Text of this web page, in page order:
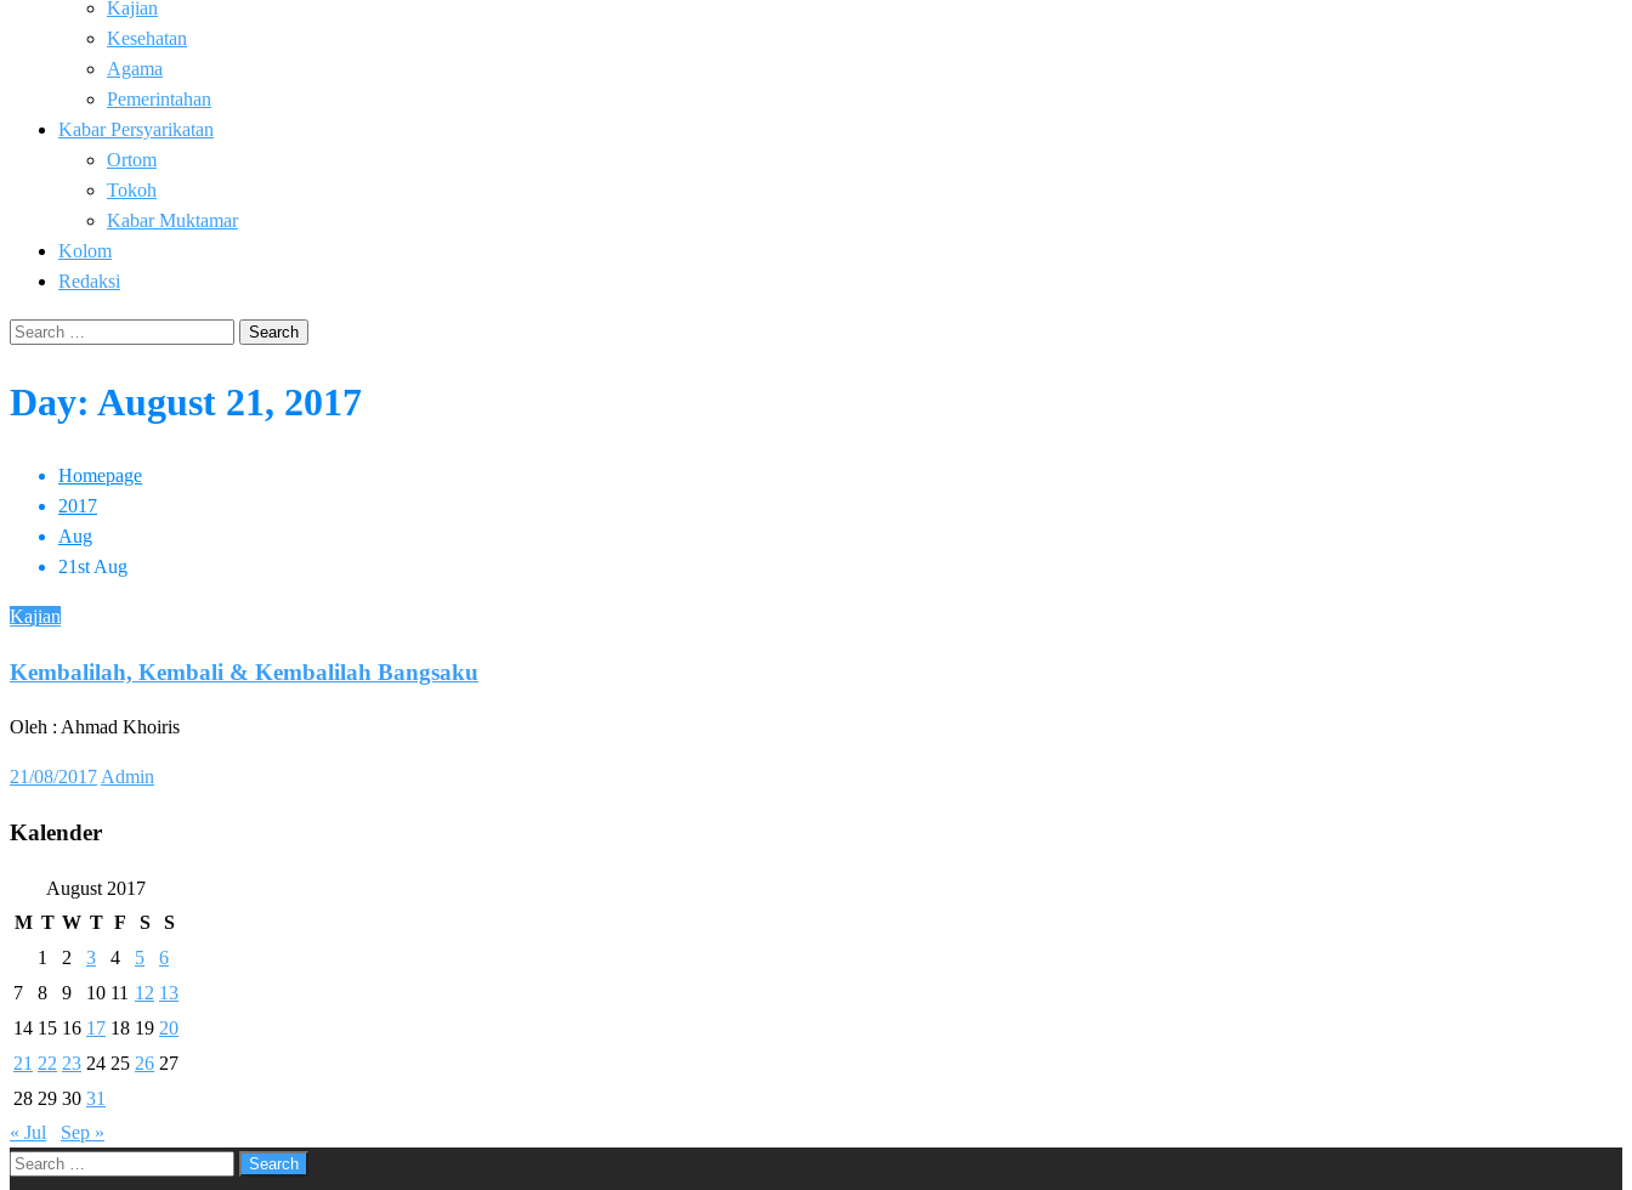
Kajian
Kesehatan
Agama
Pemerintahan
Kabar Persyarikatan
Ortom
Tokoh
Kabar Muktamar
Kolom
Redaksi
Search
Day: August 21, 2017
Homepage
2017
Aug
21st Aug
Kajian
Kembalilah, Kembali & Kembalilah Bangsaku
Oleh : Ahmad Khoiris
Posted
21/08/2017 Admin
Kalender
August 2017
M T W T F S
S
1
2 3 4 5
6
7
8 9 10 11 12 13
14 15 16 17 18 19 20
21 22 23 24 25 26 27
28 29 30 31
« Jul
Sep »
Search